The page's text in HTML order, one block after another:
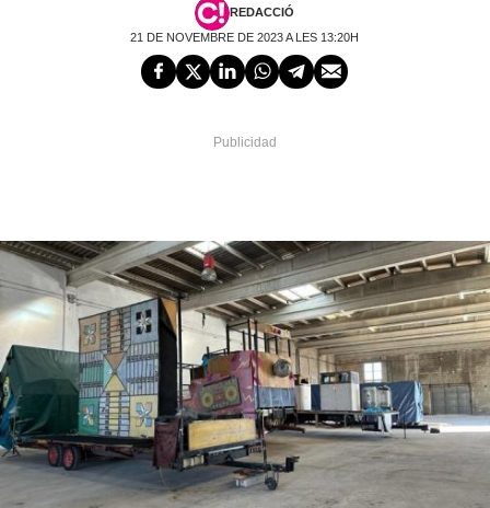
REDACCIÓ
21 DE NOVEMBRE DE 2023 A LES 13:20H